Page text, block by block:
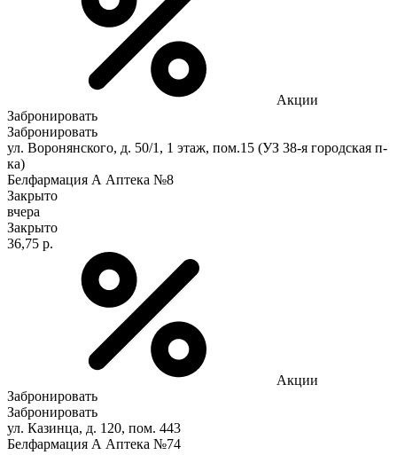
Акции
Забронировать
Забронировать
ул. Воронянского, д. 50/1, 1 этаж, пом.15 (УЗ 38-я городская п-
ка)
Белфармация А Аптека №8
Закрыто
вчера
Закрыто
36,75 р.
Акции
Забронировать
Забронировать
ул. Казинца, д. 120, пом. 443
Белфармация А Аптека №74